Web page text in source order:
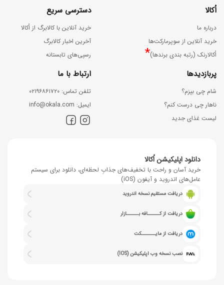
اُکالا
درباره ما
خرید آنلاین از سوپرمارکت‌ها
اُکالارنک (رتبه بندی برندها)*
دسترسی سریع
خرید آنلاین با کالابرگ از اُکالا
آخرین اخبار کالابرگ
رسپی‌های تابستانه
پربازدیدها
شام چی بپزم؟
ناهار چی درست کنم؟
لیست غذای جدید
ارتباط با ما
ﺗﻠﻔﻦ ﺗﻤﺎس: ۰۲۱۹۶۸۶۱۷۲۰
اﯾﻤﯿﻞ: info@okala.com
دانلود اپلیکیشن اُکالا
خرید آسان و راحت با تخفیف‌های جذابِ لحظه‌ای، دانلود برای سیستم
عامل‌های اندروید و آیفون (iOS)
دریافت مستقیم نسخه اندروید
دریافت از کــــــافه بــــــازار
دریافت از مایـــــــکت
نصب نسخه وب اپلیکیشن (IOS)